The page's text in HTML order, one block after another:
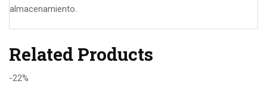
almacenamiento.
Related Products
-22%